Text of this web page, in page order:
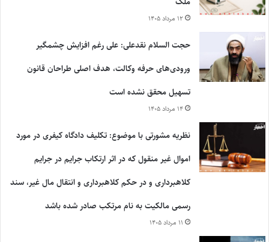
۱۲ مرداد ۱۴۰۵
حجت السلام نقدعلی: علی رغم افزایش چشمگیر
ورودی‌های حرفه وکالت، هدف اصلی طراحان قانون
تسهیل محقق نشده است
۱۴ مرداد ۱۴۰۵
نظریه مشورتی با موضوع: تکلیف دادگاه کیفری در مورد
اموال غیر منقول که در اثر ارتکاب جرایم در جرایم
کلاهبرداری و در حکم کلاهبرداری و انتقال مال غیر، سند
رسمی مالکیت به نام مرتکب صادر شده باشد
۱۱ مرداد ۱۴۰۵